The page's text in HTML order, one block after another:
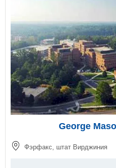
George
Фэрфакс, штат Вирджиния